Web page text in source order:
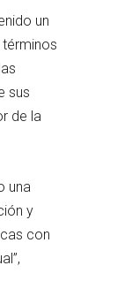
un
sus
de la
una
y
con